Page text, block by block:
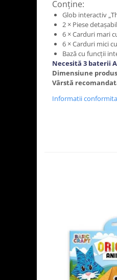
Conține:
Glob interactiv
2 × Piese
6 × Carduri mari
6 × Carduri mici
Bază cu funcții
Necesită 3 baterii
Dimensiune
Vârstă
Informatii